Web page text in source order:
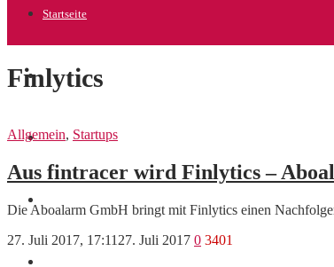
Startseite
Allgemein
Startups
Finlytics
Allgemein, Startups
Aus fintracer wird Finlytics –
Die Aboalarm GmbH bringt mit Finlytics einen
27. Juli 2017, 17:11 27. Juli 2017 0 3401